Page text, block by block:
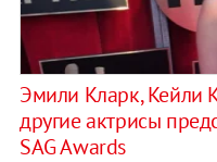
Эмили Кларк, Кейли
другие актрисы
SAG Awards